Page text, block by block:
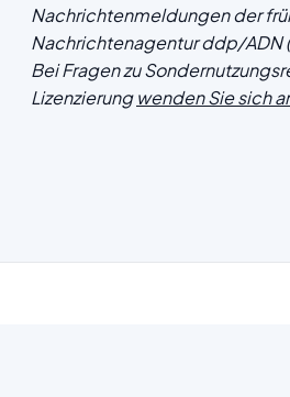
Nachrichtenmeldungen der
Nachrichtenagentur ddp/ADN
Bei Fragen zu
Lizenzierungwenden Sie sich